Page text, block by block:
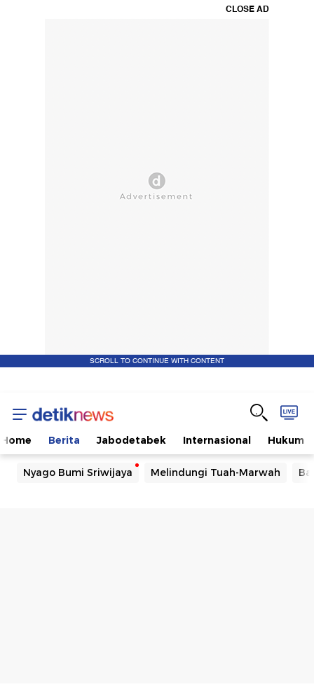
CLOSE AD
SCROLL TO CONTINUE WITH CONTENT
Home Berita Jabodetabek Internasional Hukum
Nyago Bumi Sriwijaya Melindungi Tuah-Marwah